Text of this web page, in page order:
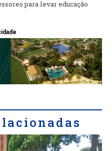
para levar educação